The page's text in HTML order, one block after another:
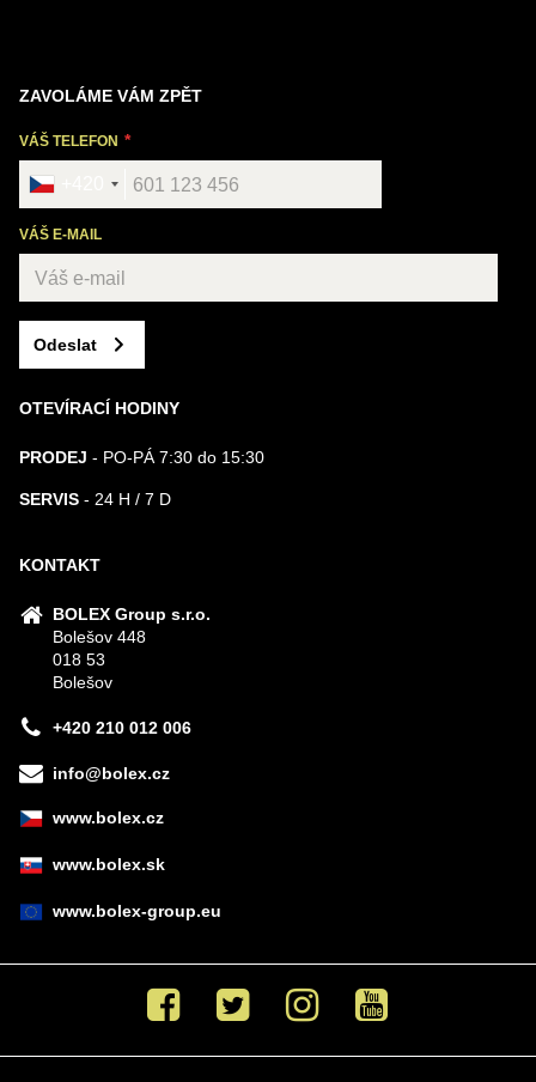
ZAVOLÁME VÁM ZPĚT
VÁŠ TELEFON
VÁŠ E-MAIL
Odeslat
OTEVÍRACÍ HODINY
PRODEJ - PO-PÁ 7:30 do 15:30
SERVIS - 24 H / 7 D
KONTAKT
BOLEX Group s.r.o.
Bolešov 448
018 53
Bolešov
+420 210 012 006
info@bolex.cz
www.bolex.cz
www.bolex.sk
www.bolex-group.eu
Facebook Twitter Instagram Youtube